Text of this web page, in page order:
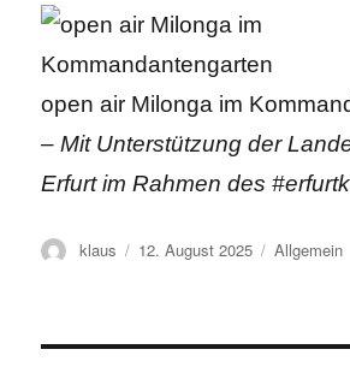
open air Milonga im
–Mit Unterstützung der
Erfurt im Rahmen des
Autor
klaus
Veröffentlicht
12. August 2025 Kategorien
Allgemein